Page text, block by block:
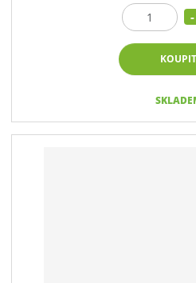
KOUPIT